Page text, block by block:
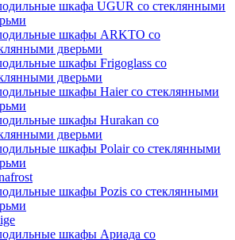
шкафа UGUR со стеклянными
шкафы ARKTO со
дверьми
шкафы Frigoglass со
дверьми
шкафы Haier со стеклянными
шкафы Hurakan со
дверьми
шкафы Polair со стеклянными
шкафы Pozis со стеклянными
шкафы Ариада со